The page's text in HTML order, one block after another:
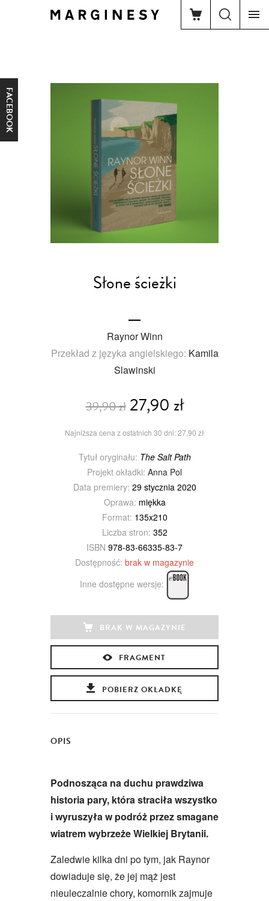
FACEBOOK
Słone ścieżki
Raynor Winn
Przekład z języka angielskiego: Kamila
Slawinski
39,90 zł27,90 zł
Najniższa cena z ostatnich 30 dni: 27,90 zł
Tytuł oryginału: The Salt Path
Projekt okładki: Anna Pol
Data premiery: 29 stycznia 2020
Oprawa: miękka
Format: 135x210
Liczba stron: 352
ISBN 978-83-66335-83-7
Dostępność: brak w magazynie
Inne dostępne wersje:
BRAK W MAGAZYNIE
FRAGMENT
POBIERZ OKŁADKĘ
OPIS
Podnosząca na duchu prawdziwa
historia pary, która straciła wszystko
i wyruszyła w podróż przez smagane
wiatrem wybrzeże Wielkiej Brytanii.
Zaledwie kilka dni po tym, jak Raynor
dowiaduje się, że jej mąż jest
nieuleczalnie chory, komornik zajmuje